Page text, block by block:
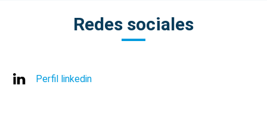
Redes sociales
Perfil linkedin